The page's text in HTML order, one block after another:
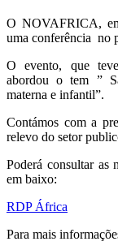
O NOVAFRICA,
uma conferência no
O evento, que
abordou o tem ”
materna e infantil”.
Contámos com a
relevo do setor
Poderá consultar as
em baixo:
RDP África
Para mais